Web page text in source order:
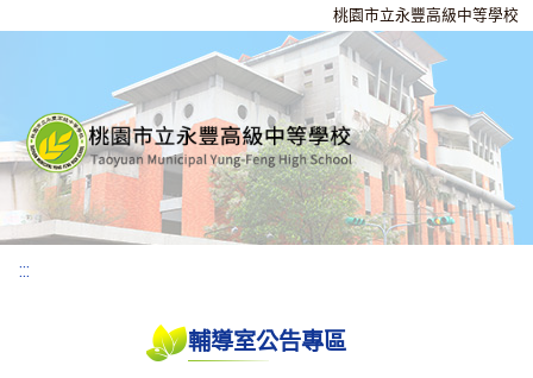
桃園市立永豐高級中等學校
:::
輔導室公告專區